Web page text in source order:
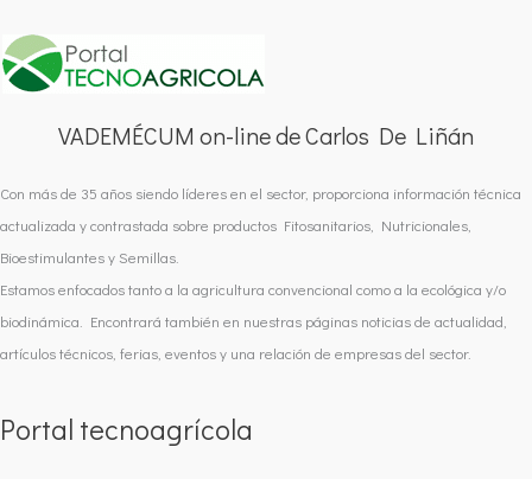
VADEMÉCUM on-line de Carlos De Liñán
Con más de 35 años siendo líderes en el sector, proporciona información técnica
actualizada y contrastada sobre productos Fitosanitarios, Nutricionales,
Bioestimulantes y Semillas.
Estamos enfocados tanto a la agricultura convencional como a la ecológica y/o
biodinámica. Encontrará también en nuestras páginas noticias de actualidad,
artículos técnicos, ferias, eventos y una relación de empresas del sector.
Portal tecnoagrícola